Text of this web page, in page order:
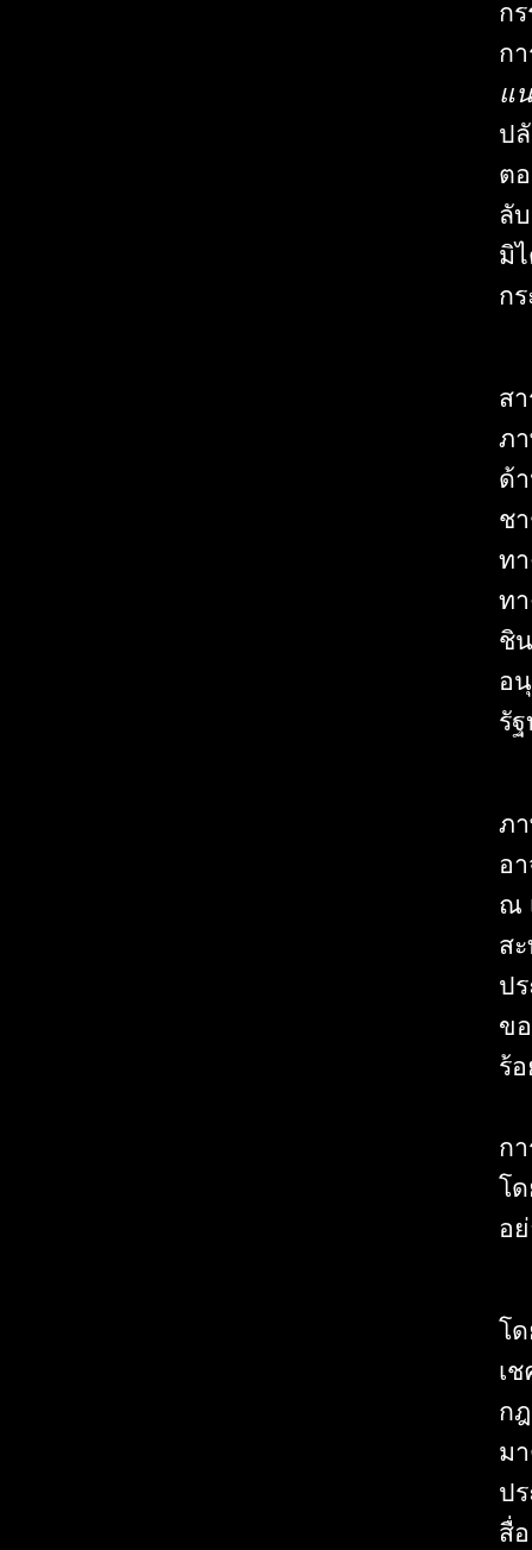
ก
ก
แ
ป
ต
ลั
มิ
ก
ส
ภ
ด้
ช
ท
ท
ชิ
อ
รั
ภ
อ
ณ
ส
ป
ข
ร้
ก
โ
อ
โ
เ
ก
ม
ป
สื่